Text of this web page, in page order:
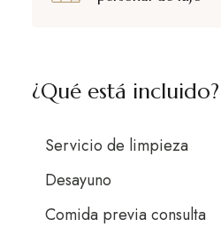
¿Qué está incluido?
Servicio de limpieza
Desayuno
Comida previa consulta